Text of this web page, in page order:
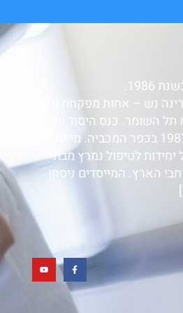
רינה נש – אחות מפקחת מכון
השומר. כנס היסוד של
העמותה נערך בשנת 1987 בכפר המכביה. מייסדי
יחידות לטיפול נמרץ מבתי
הארץ. המייסדים ניסחו